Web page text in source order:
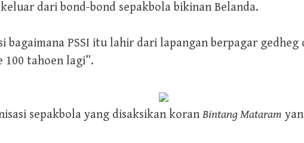
dari bond-bond sepakbola bikinan Belanda.
bagaimana PSSI itu lahir dari lapangan berpagar gedheg
tahoen lagi”.
sepakbola yang disaksikan koran Bintang Mataram